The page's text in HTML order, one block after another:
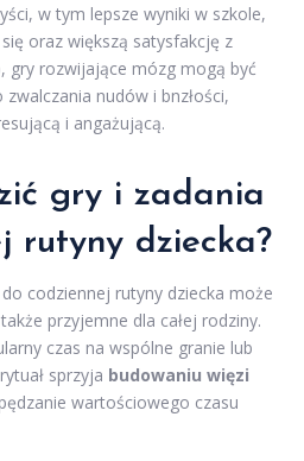
w tym lepsze wyniki w szkole,
oraz większą satysfakcję z
gry rozwijające mózg mogą być
nudów i bnzłości,
i angażującą.
gry i zadania
rutyny dziecka?
codziennej rutyny dziecka może
przyjemne dla całej rodziny.
czas na wspólne granie lub
sprzyja budowaniu więzi
wartościowego czasu